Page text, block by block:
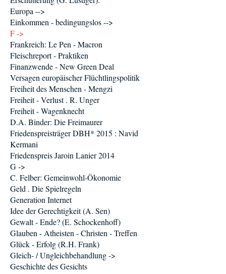
Europa -->
Einkommen - bedingungslos -->
F ->
Frankreich: Le Pen - Macron
Fleischreport - Praktiken
Finanzwende - New Green Deal
Versagen europäischer Flüchtlingspolitik
Freiheit des Menschen - Mengzi
Freiheit - Verlust . R. Unger
Freiheit - Wagenknecht
D.A. Binder: Die Freimaurer
Friedenspreisträger DBH* 2015 : Navid
Kermani
Friedenspreis Jaroin Lanier 2014
G ->
C. Felber: Gemeinwohl-Ökonomie
Geld . Die Spielregeln
Generation Internet
Idee der Gerechtigkeit (A. Sen)
Gewalt - Ende? (E. Schockenhoff)
Glauben - Atheisten - Christen - Treffen
Glück - Erfolg (R.H. Frank)
Gleich- / Ungleichbehandlung ->
Geschichte des Gesichts